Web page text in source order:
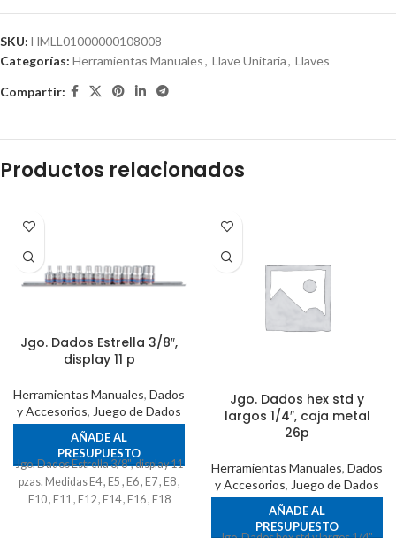
SKU: HMLL01000000108008
Categorías: Herramientas Manuales, Llave Unitaria, Llaves
Compartir:
Productos relacionados
Jgo. Dados Estrella 3/8″,
display 11 p
Herramientas Manuales, Dados
y Accesorios, Juego de Dados
AÑADE AL
PRESUPUESTO
Jgo. Dados Estrella 3/8", display 11
pzas. Medidas E4 , E5 , E6 , E7 , E8 ,
E10 , E11 , E12 , E14 , E16 , E18
Jgo. Dados hex std y
largos 1/4″, caja metal
26p
Herramientas Manuales, Dados
y Accesorios, Juego de Dados
AÑADE AL
PRESUPUESTO